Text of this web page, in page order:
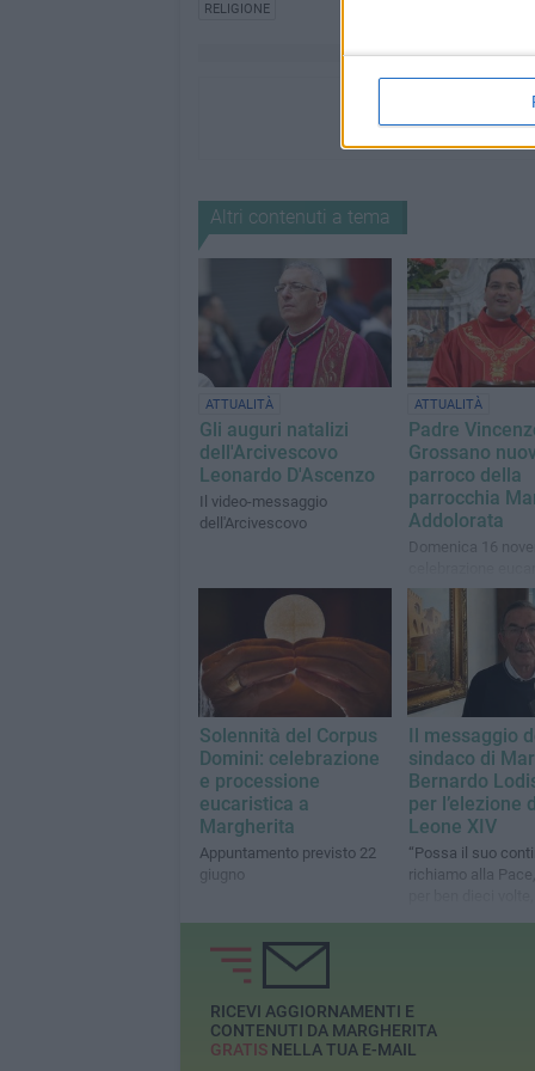
RELIGIONE
Altri contenuti a tema
ATTUALITÀ
Gli auguri natalizi
dell'Arcivescovo
Leonardo D'Ascenzo
Il video-messaggio
dell'Arcivescovo
ATTUALITÀ
Padre
Grossano
parroco della
parrocchia
Addolorata
Domenica 16
dell'Arcivescovo
Solennità del Corpus
Domini: celebrazione
e processione
eucaristica a
Margherita
Appuntamento previsto 22
giugno
Il messaggio
sindaco di
Bernardo
per l’elezione
Leone XIV
“Possa il suo
richiamo alla
per ben dieci
RICEVI AGGIORNAMENTI E
CONTENUTI DA MARGHERITA
GRATISNELLA TUA E-MAIL